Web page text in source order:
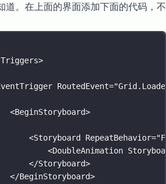
道。在上面的界面添加下面的代码，不
>
RoutedEvent="
<BeginStoryboard>
<Storyboard RepeatBehavior="
<DoubleAnimation
</Storyboard>
</BeginStoryboard>